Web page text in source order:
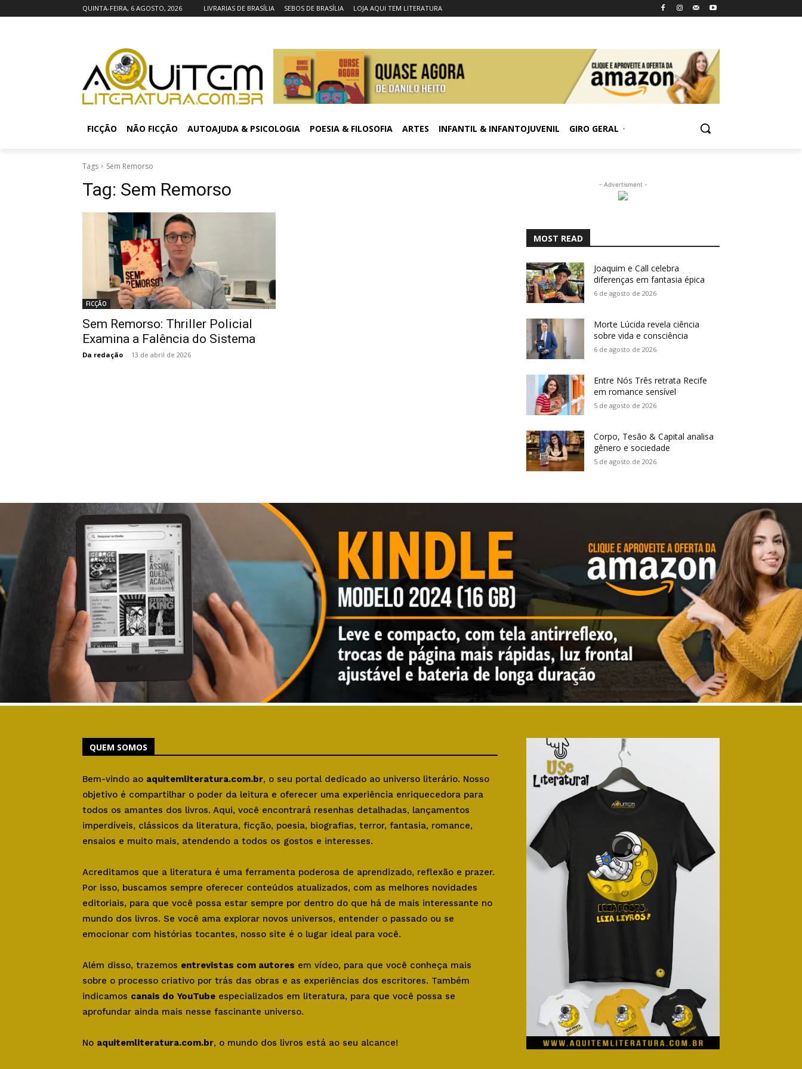
QUINTA-FEIRA, 6 AGOSTO, 2026 LIVRARIAS DE BRASÍLIA SEBOS DE BRASÍLIA LOJA AQUI TEM LITERATURA
FICÇÃO NÃO FICÇÃO AUTOAJUDA & PSICOLOGIA POESIA & FILOSOFIA ARTES INFANTIL & INFANTOJUVENIL GIRO GERAL
Tags Sem Remorso
Tag: Sem Remorso
FICÇÃO
Sem Remorso: Thriller Policial
Examina a Falência do Sistema
Da redação - 13 de abril de 2026
- Advertisment -
MOST READ
Joaquim e Call celebra
diferenças em fantasia épica
6 de agosto de 2026
Morte Lúcida revela ciência
sobre vida e consciência
6 de agosto de 2026
Entre Nós Três retrata Recife
em romance sensível
5 de agosto de 2026
Corpo, Tesão & Capital analisa
gênero e sociedade
5 de agosto de 2026
QUEM SOMOS
Bem-vindo ao aquitemliteratura.com.br, o seu portal dedicado ao universo literário. Nosso
objetivo é compartilhar o poder da leitura e oferecer uma experiência enriquecedora para
todos os amantes dos livros. Aqui, você encontrará resenhas detalhadas, lançamentos
imperdíveis, clássicos da literatura, ficção, poesia, biografias, terror, fantasia, romance,
ensaios e muito mais, atendendo a todos os gostos e interesses.
Acreditamos que a literatura é uma ferramenta poderosa de aprendizado, reflexão e prazer.
Por isso, buscamos sempre oferecer conteúdos atualizados, com as melhores novidades
editoriais, para que você possa estar sempre por dentro do que há de mais interessante no
mundo dos livros. Se você ama explorar novos universos, entender o passado ou se
emocionar com histórias tocantes, nosso site é o lugar ideal para você.
Além disso, trazemos entrevistas com autores em vídeo, para que você conheça mais
sobre o processo criativo por trás das obras e as experiências dos escritores. Também
indicamos canais do YouTube especializados em literatura, para que você possa se
aprofundar ainda mais nesse fascinante universo.
No aquitemliteratura.com.br, o mundo dos livros está ao seu alcance!